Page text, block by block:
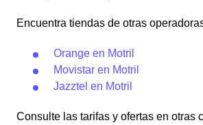
Encuentra tiendas de otras
Orange en Motril
Movistar en Motril
Jazztel en Motril
Consulte las tarifas y ofertas en otras